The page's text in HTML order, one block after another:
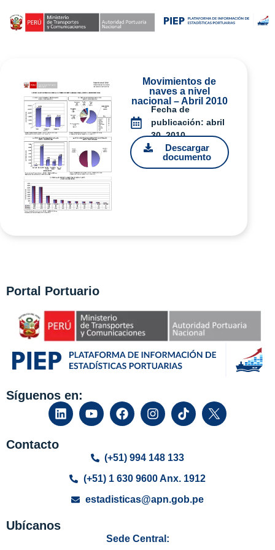
Movimientos de
naves a nivel
nacional – Abril 2010
Fecha de
publicación: abril
30, 2010
Descargar
documento
Portal Portuario
Síguenos en:
Contacto
(+51) 994 148 133
(+51) 1 630 9600 Anx. 1912
estadisticas@apn.gob.pe
Ubícanos
Sede Central: